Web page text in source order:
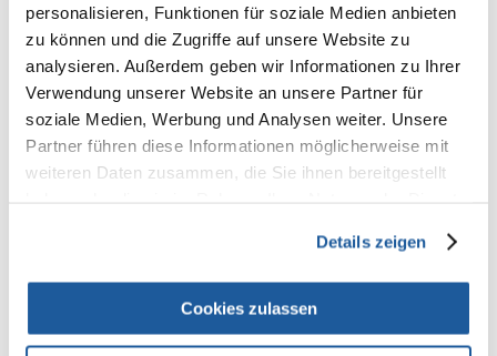
personalisieren, Funktionen für soziale Medien anbieten
zu können und die Zugriffe auf unsere Website zu
analysieren. Außerdem geben wir Informationen zu Ihrer
Verwendung unserer Website an unsere Partner für
soziale Medien, Werbung und Analysen weiter. Unsere
Partner führen diese Informationen möglicherweise mit
weiteren Daten zusammen, die Sie ihnen bereitgestellt
Details zeigen
Cookies zulassen
Katzenkratzkrankheit - Infektion
Die Infektion mitBartonella henselaewird am häufigsten
durch Kratzen oder Beißen einer Katze verursacht, viel
seltener durch Hunde, Meerschweinchen, Kaninchen,
Eichhörnchen oder Katzenflöhe und Kleiderläuse.
gemäßigtem Klima, z.B. in Polen, tritt die Infektion meist in
der Herbst-Winter-Periode (von September bis Januar) auf.
Kinder und Jugendliche sind einem erhöhten Risiko
ausgesetzt, eine Katzenkratzkrankheit zu entwickeln.